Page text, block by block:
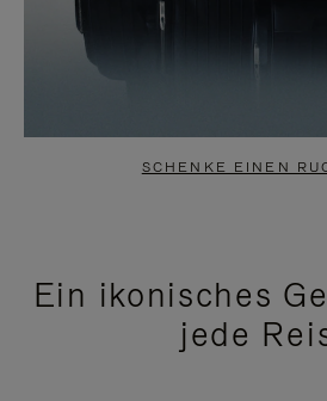
SCHENKE EINEN
Ein ikonisches
jede